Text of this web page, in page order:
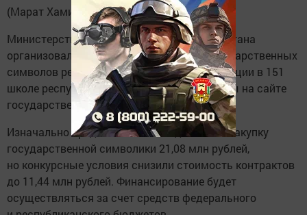
(Марат Хамидуллин, «Мензеля-информ»)
Министерство образования и науки Татарстана
организовало два тендера на закупку государственных
символов республики и Российской Федерации в 151
школе республики. Заявки были размещены на сайте
государственных закупок.
Изначально предполагалось выделить на закупку
государственной символики 21,08 млн рублей,
но конкурсные условия снизили стоимость контрактов
до 11,44 млн рублей. Финансирование будет
осуществляться за счет средств федерального